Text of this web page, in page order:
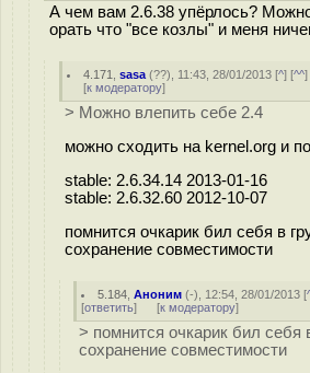
А чем вам 2.6.38 упёрлось?
орать что "все козлы" и меня
4.171 ,sasa (??), 11:43, 28/01/2013 [^] [^^]
[к модератору]
> Можно влепить себе 2.4
можно сходить на kernel.org и
stable: 2.6.34.14 2013-01-16
stable: 2.6.32.60 2012-10-07
помнится очкарик бил себя в
сохранение совместимости
5.184 ,Аноним (-), 12:54, 28/01/2013 [
[ответить] [к модератору]
> помнится очкарик бил себя
сохранение совместимости